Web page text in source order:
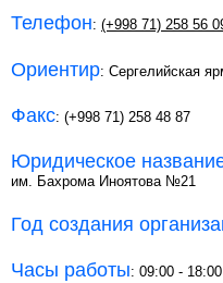
Телефон: (+998 71) 258 56
Ориентир: Сергелийская
Факс: (+998 71) 258 48 87
Юридическое
им. Бахрома Иноятова №21
Год создания
Часы работы: 09:00 - 18:00